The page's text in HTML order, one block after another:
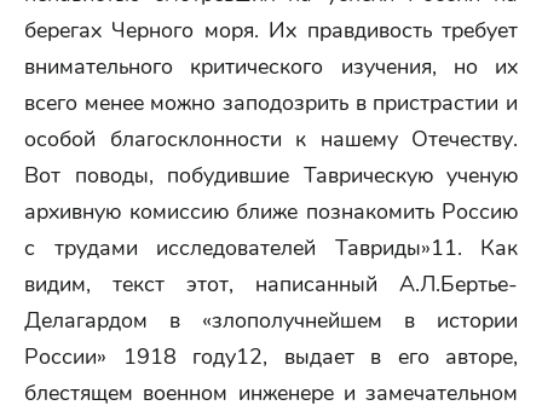
берегах Черного моря. Их правдивость требует
внимательного критического изучения, но их
всего менее можно заподозрить в пристрастии и
особой благосклонности к нашему Отечеству.
Вот поводы, побудившие Таврическую ученую
архивную комиссию ближе познакомить Россию
с трудами исследователей Тавриды»11. Как
видим, текст этот, написанный А.Л.Бертье-
Делагардом в «злополучнейшем в истории
России» 1918 году12, выдает в его авторе,
блестящем военном инженере и замечательном